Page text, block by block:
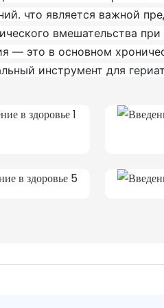
что является важной
вмешательства
— это в основном
инструмент для